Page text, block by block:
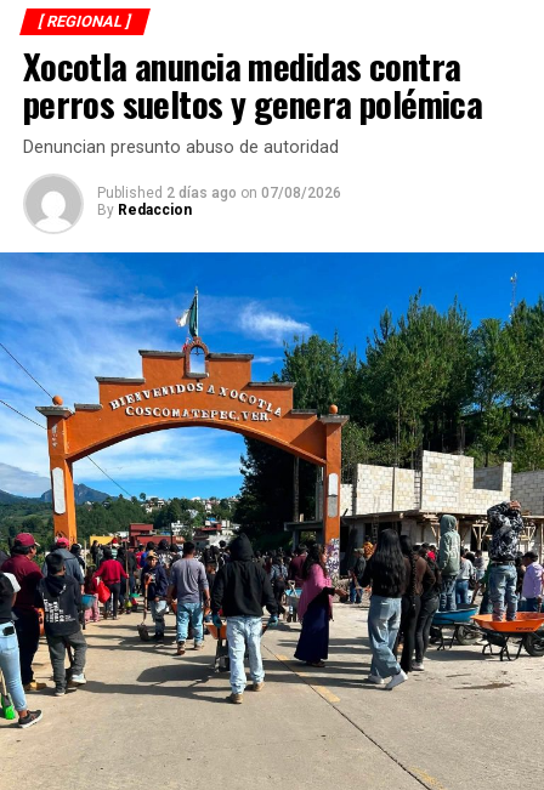
[ REGIONAL ]
Xocotla anuncia medidas contra
perros sueltos y genera polémica
Denuncian presunto abuso de autoridad
Published 2 días ago on 07/08/2026
By Redaccion